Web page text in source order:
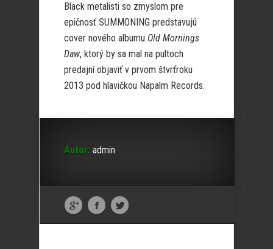
Black metalisti so zmyslom pre
epičnosť SUMMONING predstavujú
cover nového albumu Old Mornings
Daw, ktorý by sa mal na pultoch
predajní objaviť v prvom štvrťroku
2013 pod hlavičkou Napalm Records.
Autor: admin